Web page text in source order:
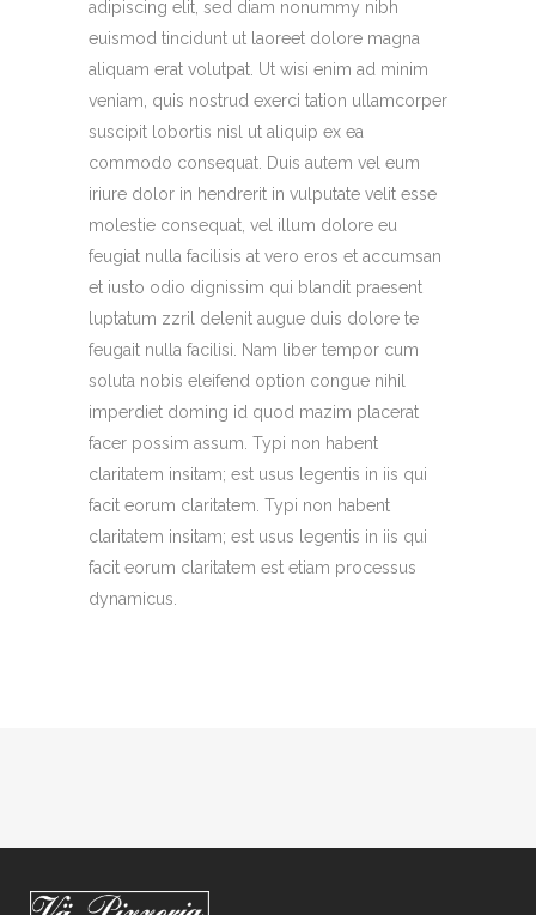
adipiscing elit, sed diam nonummy nibh
euismod tincidunt ut laoreet dolore magna
aliquam erat volutpat. Ut wisi enim ad minim
veniam, quis nostrud exerci tation ullamcorper
suscipit lobortis nisl ut aliquip ex ea
commodo consequat. Duis autem vel eum
iriure dolor in hendrerit in vulputate velit esse
molestie consequat, vel illum dolore eu
feugiat nulla facilisis at vero eros et accumsan
et iusto odio dignissim qui blandit praesent
luptatum zzril delenit augue duis dolore te
feugait nulla facilisi. Nam liber tempor cum
soluta nobis eleifend option congue nihil
imperdiet doming id quod mazim placerat
facer possim assum. Typi non habent
claritatem insitam; est usus legentis in iis qui
facit eorum claritatem. Typi non habent
claritatem insitam; est usus legentis in iis qui
facit eorum claritatem est etiam processus
dynamicus.